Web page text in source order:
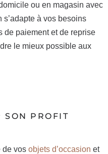
ou en magasin avec
s’adapte à vos besoins
de paiement et de reprise
le mieux possible aux
SON PROFIT
de vos objets d’occasion et